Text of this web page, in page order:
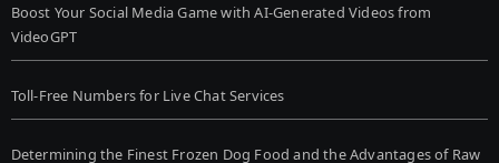
Boost Your Social Media Game with AI-Generated Videos from
VideoGPT
Toll-Free Numbers for Live Chat Services
Determining the Finest Frozen Dog Food and the Advantages of Raw